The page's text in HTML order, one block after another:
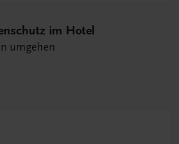
im Hotel
umgehen